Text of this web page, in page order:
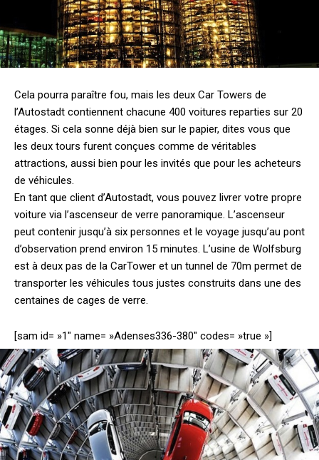
Cela pourra paraître fou, mais les deux Car Towers de
l’Autostadt contiennent chacune 400 voitures reparties sur 20
étages. Si cela sonne déjà bien sur le papier, dites vous que
les deux tours furent conçues comme de véritables
attractions, aussi bien pour les invités que pour les acheteurs
de véhicules.
En tant que client d’Autostadt, vous pouvez livrer votre propre
voiture via l’ascenseur de verre panoramique. L’ascenseur
peut contenir jusqu’à six personnes et le voyage jusqu’au pont
d’observation prend environ 15 minutes. L’usine de Wolfsburg
est à deux pas de la CarTower et un tunnel de 70m permet de
transporter les véhicules tous justes construits dans une des
centaines de cages de verre.
[sam id= »1″ name= »Adenses336-380″ codes= »true »]